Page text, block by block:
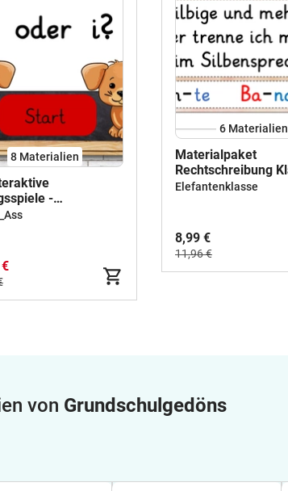
8 Materialien
-
(ie, h,
6 Materialien
Materialpaket
Rechtschreibung
5
Elefantenklasse
8,99 €
11,96 €
von Grundschulgedöns